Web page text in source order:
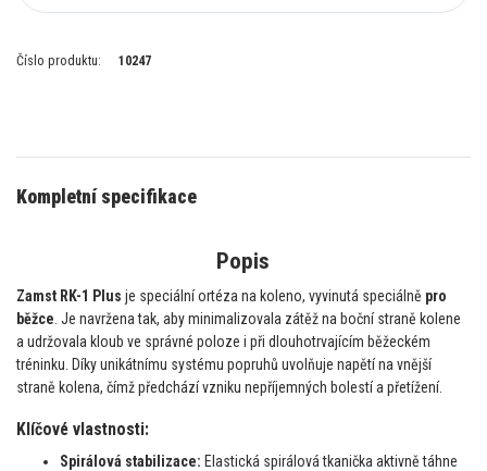
Číslo produktu: 10247
Kompletní specifikace
Popis
Zamst RK-1 Plus je speciální ortéza na koleno, vyvinutá speciálně pro
běžce . Je navržena tak, aby minimalizovala zátěž na boční straně kolene
a udržovala kloub ve správné poloze i při dlouhotrvajícím běžeckém
tréninku. Díky unikátnímu systému popruhů uvolňuje napětí na vnější
straně kolena, čímž předchází vzniku nepříjemných bolestí a přetížení.
Klíčové vlastnosti:
Spirálová stabilizace: Elastická spirálová tkanička aktivně táhne